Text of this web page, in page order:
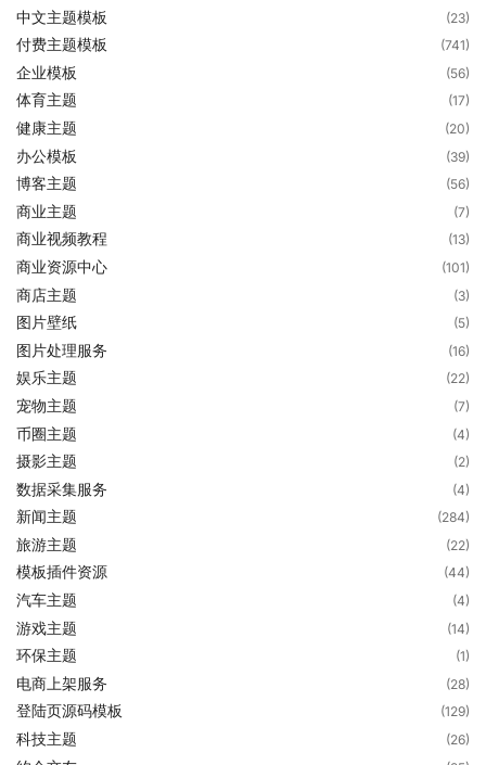
中文主题模板 (23)
付费主题模板 (741)
企业模板 (56)
体育主题 (17)
健康主题 (20)
办公模板 (39)
博客主题 (56)
商业主题 (7)
商业视频教程 (13)
商业资源中心 (101)
商店主题 (3)
图片壁纸 (5)
图片处理服务 (16)
娱乐主题 (22)
宠物主题 (7)
币圈主题 (4)
摄影主题 (2)
数据采集服务 (4)
新闻主题 (284)
旅游主题 (22)
模板插件资源 (44)
汽车主题 (4)
游戏主题 (14)
环保主题 (1)
电商上架服务 (28)
登陆页源码模板 (129)
科技主题 (26)